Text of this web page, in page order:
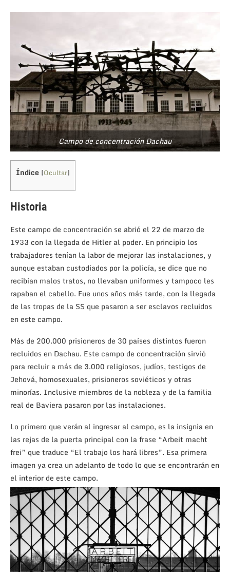
Campo de concentración Dachau
Índice [Ocultar]
Historia
Este campo de concentración se abrió el 22 de marzo de
1933 con la llegada de Hitler al poder. En principio los
trabajadores tenían la labor de mejorar las instalaciones, y
aunque estaban custodiados por la policía, se dice que no
recibían malos tratos, no llevaban uniformes y tampoco les
rapaban el cabello. Fue unos años más tarde, con la llegada
de las tropas de la SS que pasaron a ser esclavos recluidos
en este campo.
Más de 200.000 prisioneros de 30 países distintos fueron
recluidos en Dachau. Este campo de concentración sirvió
para recluir a más de 3.000 religiosos, judíos, testigos de
Jehová, homosexuales, prisioneros soviéticos y otras
minorías. Inclusive miembros de la nobleza y de la familia
real de Baviera pasaron por las instalaciones.
Lo primero que verán al ingresar al campo, es la insignia en
las rejas de la puerta principal con la frase “Arbeit macht
frei” que traduce “El trabajo los hará libres”. Esa primera
imagen ya crea un adelanto de todo lo que se encontrarán en
el interior de este campo.